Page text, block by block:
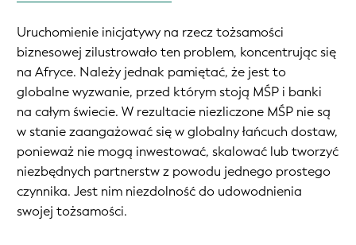
Uruchomienie inicjatywy na rzecz tożsamości
biznesowej zilustrowało ten problem, koncentrując się
na Afryce. Należy jednak pamiętać, że jest to
globalne wyzwanie, przed którym stoją MŚP i banki
na całym świecie. W rezultacie niezliczone MŚP nie są
w stanie zaangażować się w globalny łańcuch dostaw,
ponieważ nie mogą inwestować, skalować lub tworzyć
niezbędnych partnerstw z powodu jednego prostego
czynnika. Jest nim niezdolność do udowodnienia
swojej tożsamości.